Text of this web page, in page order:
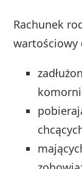
Rachunek
wartościowy